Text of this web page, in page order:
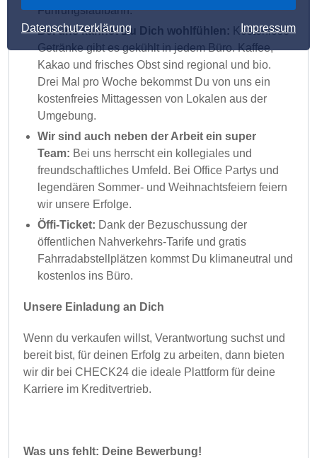
Datenschutzerklärung Impressum
Führungslaufbahn.
Bei uns kannst Du Dich wohlfühlen: Kostenlose
Getränke gibt es gekühlt in jedem Büro. Kaffee,
Kakao und frisches Obst sind regional und bio.
Drei Mal pro Woche bekommst Du von uns ein
kostenfreies Mittagessen von Lokalen aus der
Umgebung.
Wir sind auch neben der Arbeit ein super
Team: Bei uns herrscht ein kollegiales und
freundschaftliches Umfeld. Bei Office Partys und
legendären Sommer- und Weihnachtsfeiern feiern
wir unsere Erfolge.
Öffi-Ticket: Dank der Bezuschussung der
öffentlichen Nahverkehrs-Tarife und gratis
Fahrradabstellplätzen kommst Du klimaneutral und
kostenlos ins Büro.
Unsere Einladung an Dich
Wenn du verkaufen willst, Verantwortung suchst und
bereit bist, für deinen Erfolg zu arbeiten, dann bieten
wir dir bei CHECK24 die ideale Plattform für deine
Karriere im Kreditvertrieb.
Was uns fehlt: Deine Bewerbung!